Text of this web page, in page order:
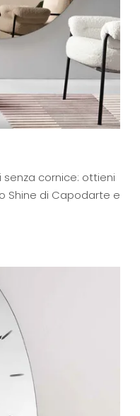
cornice: ottieni
Shine di Capodarte e